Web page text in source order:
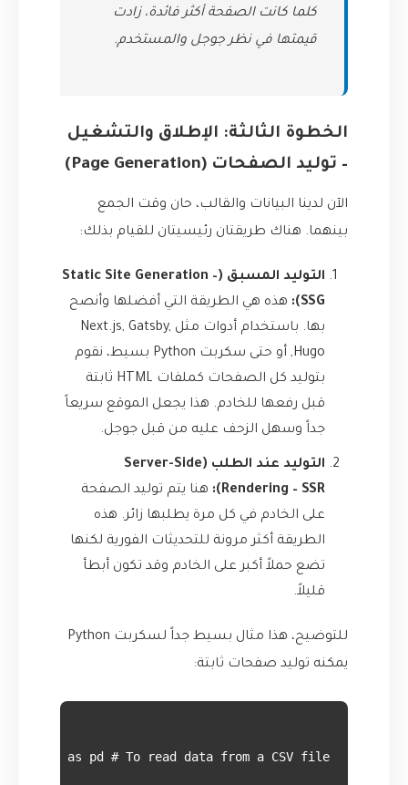
كلما كانت الصفحة أكثر فائدة، زادت
قيمتها في نظر جوجل والمستخدم.
الخطوة الثالثة: الإطلاق والتشغيل
– توليد الصفحات (Page Generation)
الآن لدينا البيانات والقالب، حان وقت الجمع
بينهما. هناك طريقتان رئيسيتان للقيام بذلك:
التوليد المسبق (Static Site Generation –
SSG):
هذه هي الطريقة التي أفضلها وأنصح
بها. باستخدام أدوات مثل Next.js, Gatsby,
Hugo, أو حتى سكربت Python بسيط، نقوم
بتوليد كل الصفحات كملفات HTML ثابتة
قبل رفعها للخادم. هذا يجعل الموقع سريعاً
جداً وسهل الزحف عليه من قبل جوجل.
التوليد عند الطلب (Server-Side
Rendering – SSR):
هنا يتم توليد الصفحة
على الخادم في كل مرة يطلبها زائر. هذه
الطريقة أكثر مرونة للتحديثات الفورية لكنها
تضع حملاً أكبر على الخادم وقد تكون أبطأ
قليلاً.
للتوضيح، هذا مثال بسيط جداً لسكربت Python
يمكنه توليد صفحات ثابتة: